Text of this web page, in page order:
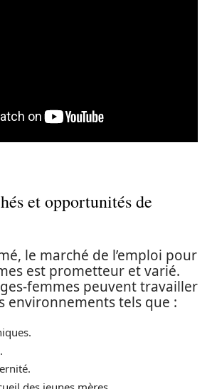
et opportunités de
le marché de l’emploi pour
est prometteur et varié.
femmes peuvent travailler
environnements tels que :